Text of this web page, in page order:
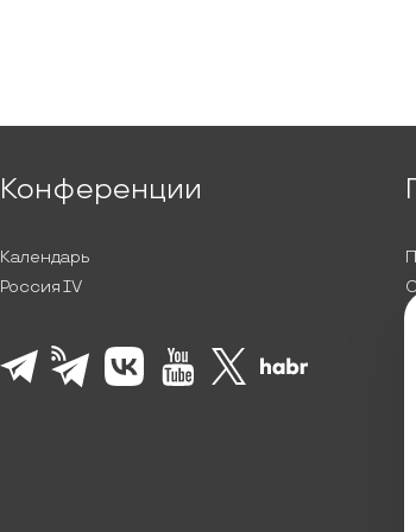
Конференции
Календарь
Россия IV